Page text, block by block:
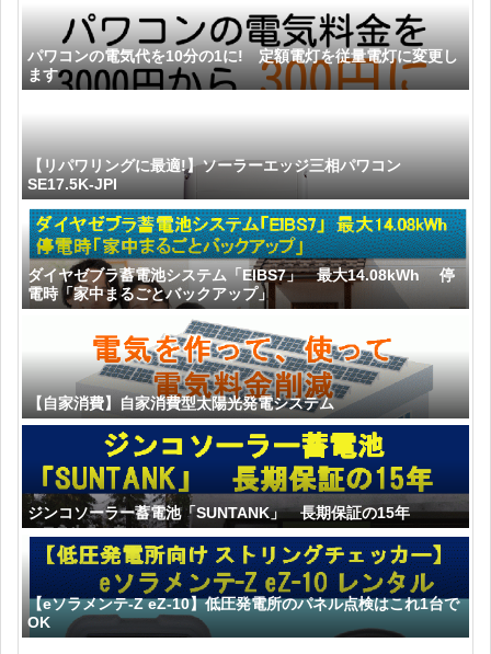
パワコンの電気代を10分の1に! 定額電灯を従量電灯に変更し
ます
【リパワリングに最適!】ソーラーエッジ三相パワコン
SE17.5K-JPI
ダイヤゼブラ蓄電池システム「EIBS7」 最大14.08kWh 停
電時「家中まるごとバックアップ」
【自家消費】自家消費型太陽光発電システム
ジンコソーラー蓄電池「SUNTANK」 長期保証の15年
【eソラメンテ-Z eZ-10】低圧発電所のパネル点検はこれ1台で
OK